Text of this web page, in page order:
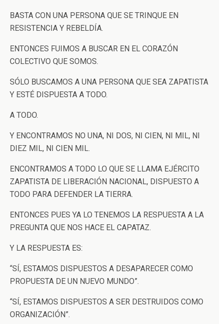
BASTA CON UNA PERSONA QUE SE TRINQUE EN
RESISTENCIA Y REBELDÍA.
ENTONCES FUIMOS A BUSCAR EN EL CORAZÓN
COLECTIVO QUE SOMOS.
SÓLO BUSCAMOS A UNA PERSONA QUE SEA ZAPATISTA
Y ESTÉ DISPUESTA A TODO.
A TODO.
Y ENCONTRAMOS NO UNA, NI DOS, NI CIEN, NI MIL, NI
DIEZ MIL, NI CIEN MIL.
ENCONTRAMOS A TODO LO QUE SE LLAMA EJÉRCITO
ZAPATISTA DE LIBERACIÓN NACIONAL, DISPUESTO A
TODO PARA DEFENDER LA TIERRA.
ENTONCES PUES YA LO TENEMOS LA RESPUESTA A LA
PREGUNTA QUE NOS HACE EL CAPATAZ.
Y LA RESPUESTA ES:
“SÍ, ESTAMOS DISPUESTOS A DESAPARECER COMO
PROPUESTA DE UN NUEVO MUNDO”.
“SÍ, ESTAMOS DISPUESTOS A SER DESTRUIDOS COMO
ORGANIZACIÓN”.